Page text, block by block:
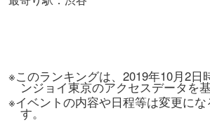
※このランキングは、2019年10月2日
ンジョイ東京のアクセスデータを
※イベントの内容や日程等は変更にな
す。